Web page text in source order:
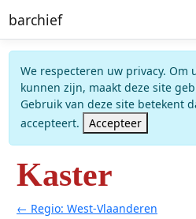
barchief
We respecteren uw privacy. Om
kunnen zijn, maakt deze site
Gebruik van deze site betekent
accepteert.
Accepteer
Kaster
← Regio: West-Vlaanderen